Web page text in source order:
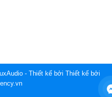
- Thiết kế bởi Thiết kế bởi